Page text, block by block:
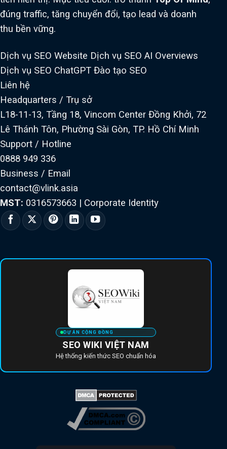
đúng traffic, tăng chuyển đổi, tạo lead và doanh
thu bền vững.
Dịch vụ SEO Website Dịch vụ SEO AI Overviews
Dịch vụ SEO ChatGPT Đào tạo SEO
Liên hệ
Headquarters / Trụ sở
L18-11-13, Tầng 18, Vincom Center Đồng Khởi, 72
Lê Thánh Tôn, Phường Sài Gòn, TP. Hồ Chí Minh
Support / Hotline
0888 949 336
Business / Email
contact@vlink.asia
MST: 0316573663 | Corporate Identity
DỰ ÁN CỘNG ĐỒNG
SEO WIKI VIỆT NAM
Hệ thống kiến thức SEO chuẩn hóa